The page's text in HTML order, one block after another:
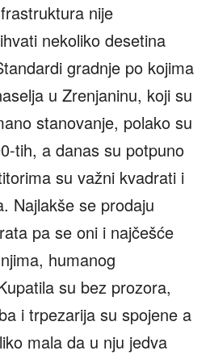
nije
nekoliko desetina
gradnje po kojima
u Zrenjaninu, koji su
stanovanje, polako su
tih, a danas su potpuno
su važni kvadrati i
Najlakše se prodaju
pa se oni i najčešće
humanog
su bez prozora,
i trpezarija su spojene a
mala da u nju jedva